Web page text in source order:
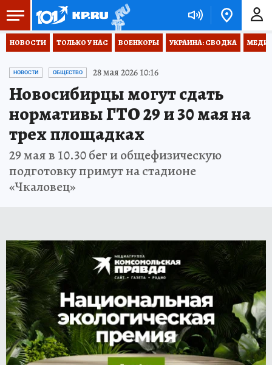
НОВОСТИ ТОЛЬКО У НАС ВОЕНКОРЫ УКРАИНА: СВОДКА
НОВОСТИ ОБЩЕСТВО 28 мая 2026 10:16
Новосибирцы могут сдать
нормативы ГТО 29 и 30 мая на
трех площадках
29 мая в 10.30 бег и общефизическую
подготовку примут на стадионе
«Чкаловец»